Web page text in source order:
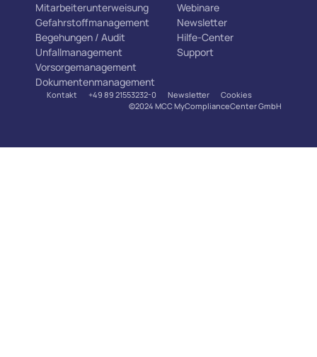
Mitarbeiterunterweisung
Gefahrstoffmanagement
Begehungen / Audit
Unfallmanagement
Vorsorgemanagement
Dokumentenmanagement
Webinare
Newsletter
Hilfe-Center
Support
Kontakt +49 89 21553232-0 Newsletter
Cookies
©2024 MCC MyComplianceCenter GmbH